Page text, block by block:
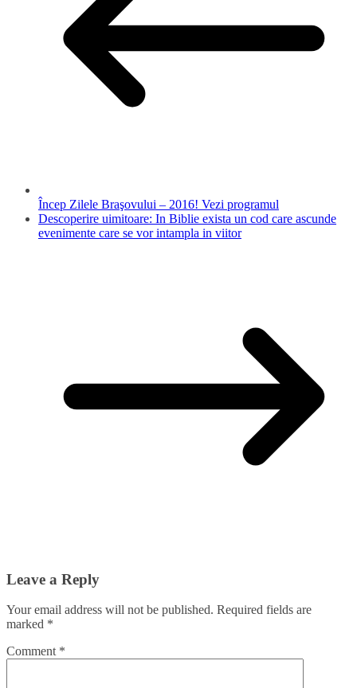
Încep Zilele Braşovului – 2016! Vezi programul
Descoperire uimitoare: In Biblie exista un cod care ascunde
evenimente care se vor intampla in viitor
Leave a Reply
Your email address will not be published. Required fields are
marked *
Comment *